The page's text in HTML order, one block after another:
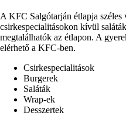
A KFC Salgótarján étlapja
csirkespecialitásokon kívül
megtalálhatók az étlapon. A
elérhető a KFC-ben.
Csirkespecialitások
Burgerek
Saláták
Wrap-ek
Desszertek